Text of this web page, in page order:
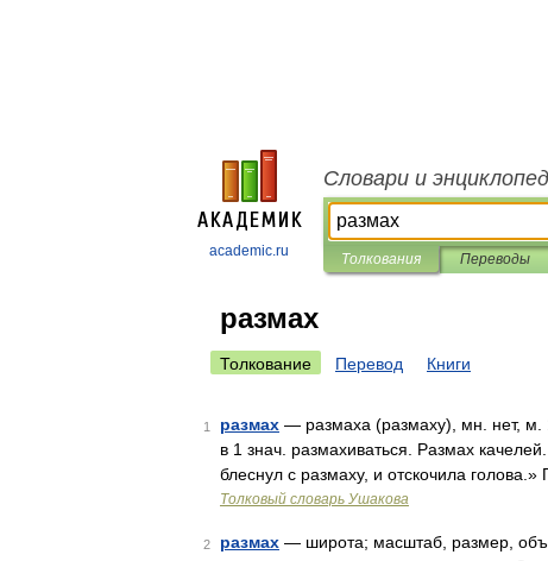
academic.ru
Словари и
Толкования Переводы
размах
Толкование Перевод Книги
1 размах — размаха (размаху), мн. нет, м.
в 1 знач. размахиваться. Размах
блеснул с размаху, и отскочила
Толковый словарь Ушакова
2 размах — широта; масштаб, размер,